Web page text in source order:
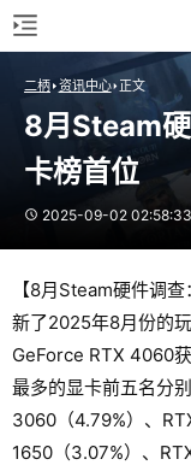
二柄 资讯中心 正文
8月Steam
卡榜首位
2025-09-02 02:58:33
【8月Steam硬件调
新了2025年8月份的
GeForce RTX 4060
最多的显卡前五名分
3060（4.79%）、
1650（3.07%）、